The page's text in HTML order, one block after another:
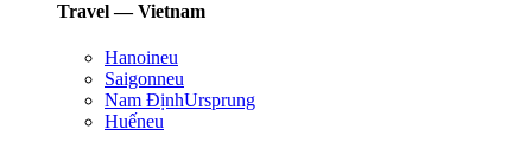
Travel — Vietnam
Hanoineu
Saigonneu
Nam ĐịnhUrsprung
Huếneu